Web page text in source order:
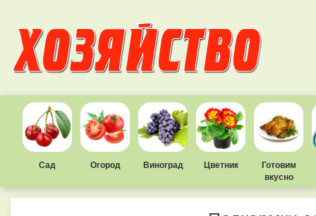
Сад Огород Виноград Цветник
Готовим
вкусно